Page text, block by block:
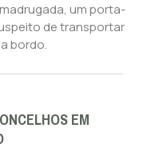
um porta-
de transportar
bordo.
EM